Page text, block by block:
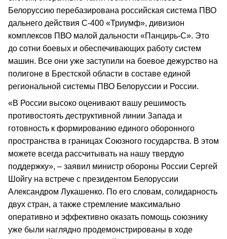
Белоруссию перебазирована российская система ПВО
дальнего действия С-400 «Триумф», дивизион
комплексов ПВО малой дальности «Панцирь-С». Это
до сотни боевых и обеспечивающих работу систем
машин. Все они уже заступили на боевое дежурство на
полигоне в Брестской области в составе единой
региональной системы ПВО Белоруссии и России.
«В России высоко оценивают вашу решимость
противостоять деструктивной линии Запада и
готовность к формированию единого оборонного
пространства в границах Союзного государства. В этом
можете всегда рассчитывать на нашу твердую
поддержку», – заявил министр обороны России Сергей
Шойгу на встрече с президентом Белоруссии
Александром Лукашенко. По его словам, солидарность
двух стран, а также стремление максимально
оперативно и эффективно оказать помощь союзнику
уже были наглядно продемонстрированы в ходе